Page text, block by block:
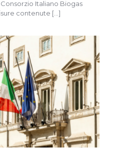
Italiano Biogas
contenute […]